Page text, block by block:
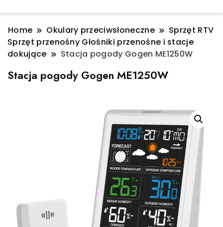
Home Okulary przeciwsłoneczne
Sprzęt RTV
Sprzęt przenośny Głośniki przenośne i stacje
dokujące
Stacja pogody Gogen ME1250W
Stacja pogody Gogen ME1250W